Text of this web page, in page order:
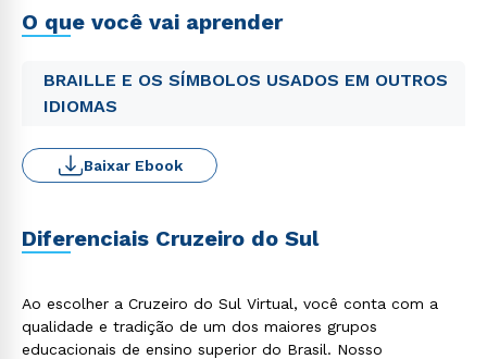
O que você vai aprender
BRAILLE E OS SÍMBOLOS USADOS EM OUTROS
IDIOMAS
Baixar Ebook
Diferenciais Cruzeiro do Sul
Ao escolher a Cruzeiro do Sul Virtual, você conta com a
qualidade e tradição de um dos maiores grupos
educacionais de ensino superior do Brasil. Nosso